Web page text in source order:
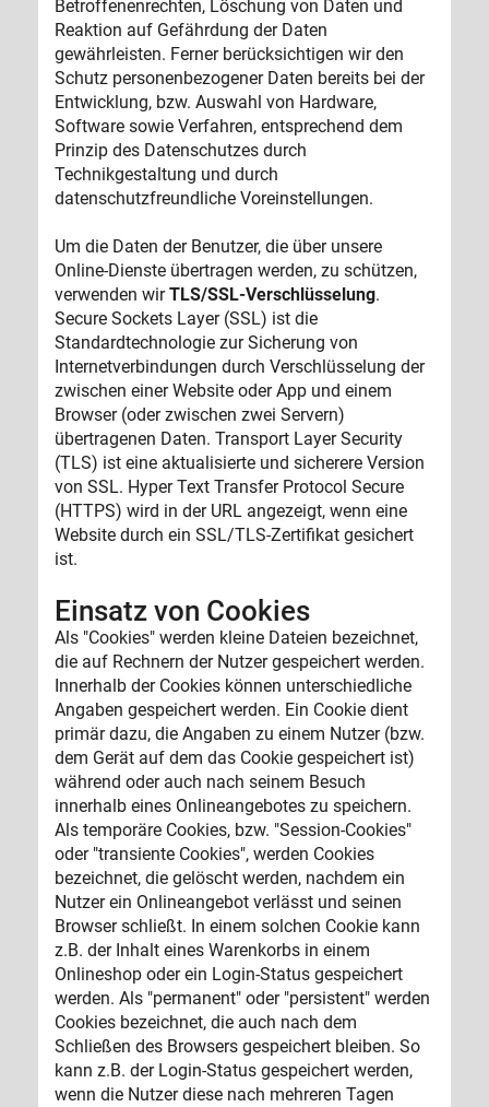
Betroffenenrechten, Löschung von Daten und
Reaktion auf Gefährdung der Daten
gewährleisten. Ferner berücksichtigen wir den
Schutz personenbezogener Daten bereits bei der
Entwicklung, bzw. Auswahl von Hardware,
Software sowie Verfahren, entsprechend dem
Prinzip des Datenschutzes durch
Technikgestaltung und durch
datenschutzfreundliche Voreinstellungen.
Um die Daten der Benutzer, die über unsere
Online-Dienste übertragen werden, zu schützen,
verwenden wirTLS/SSL-Verschlüsselung.
Secure Sockets Layer (SSL) ist die
Standardtechnologie zur Sicherung von
Internetverbindungen durch Verschlüsselung der
zwischen einer Website oder App und einem
Browser (oder zwischen zwei Servern)
übertragenen Daten. Transport Layer Security
(TLS) ist eine aktualisierte und sicherere Version
von SSL. Hyper Text Transfer Protocol Secure
(HTTPS) wird in der URL angezeigt, wenn eine
Website durch ein SSL/TLS-Zertifikat gesichert
ist.
Einsatz von Cookies
Als "Cookies" werden kleine Dateien bezeichnet,
die auf Rechnern der Nutzer gespeichert werden.
Innerhalb der Cookies können unterschiedliche
Angaben gespeichert werden. Ein Cookie dient
primär dazu, die Angaben zu einem Nutzer (bzw.
dem Gerät auf dem das Cookie gespeichert ist)
während oder auch nach seinem Besuch
innerhalb eines Onlineangebotes zu speichern.
Als temporäre Cookies, bzw. "Session-Cookies"
oder "transiente Cookies", werden Cookies
bezeichnet, die gelöscht werden, nachdem ein
Nutzer ein Onlineangebot verlässt und seinen
Browser schließt. In einem solchen Cookie kann
z.B. der Inhalt eines Warenkorbs in einem
Onlineshop oder ein Login-Status gespeichert
werden. Als "permanent" oder "persistent" werden
Cookies bezeichnet, die auch nach dem
Schließen des Browsers gespeichert bleiben. So
kann z.B. der Login-Status gespeichert werden,
wenn die Nutzer diese nach mehreren Tagen